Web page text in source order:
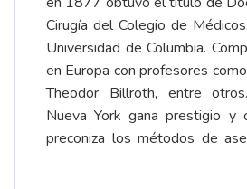
Cirugía del Colegio de
Universidad de Columbia.
en Europa con profesores
Theodor Billroth, entre
Nueva York gana prestigio y
preconiza los métodos de